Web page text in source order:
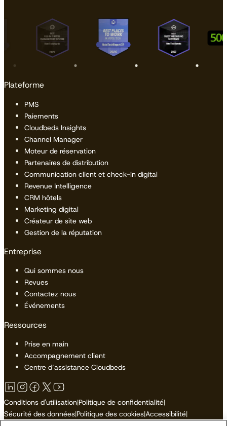
Plateforme
PMS
Paiements
Cloudbeds Insights
Channel Manager
Moteur de réservation
Partenaires de distribution
Communication client et check-in digital
Revenue Intelligence
CRM hôtels
Marketing digital
Créateur de site web
Gestion de la réputation
Entreprise
Qui sommes nous
Revues
Contactez nous
Événements
Ressources
Prise en main
Accompagnement client
Centre d’assistance Cloudbeds
Conditions d'utilisation|Politique de confidentialité|
Sécurité des données|Politique des cookies|Accessibilité|